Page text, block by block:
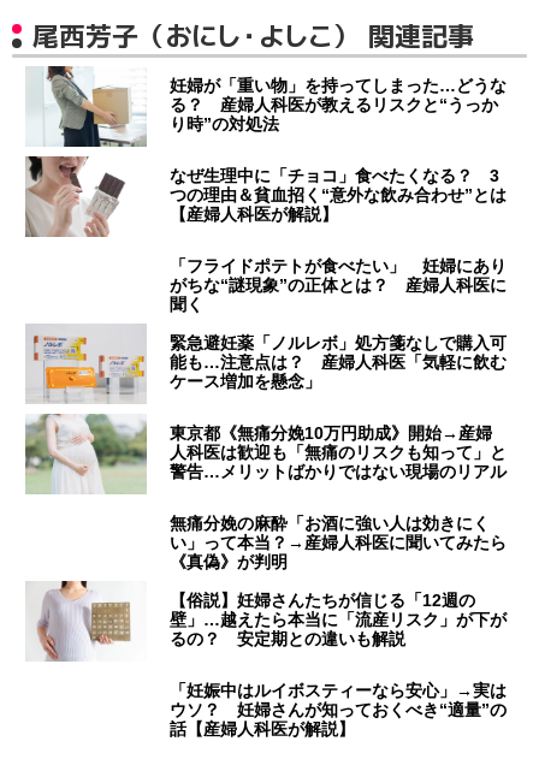
尾西芳子（おにし・よしこ） 関連記事
妊婦が「重い物」を持ってしまった…どうな
る？ 産婦人科医が教えるリスクと“うっか
り時”の対処法
なぜ生理中に「チョコ」食べたくなる？ 3
つの理由＆貧血招く“意外な飲み合わせ”とは
【産婦人科医が解説】
「フライドポテトが食べたい」 妊婦にあり
がちな“謎現象”の正体とは？ 産婦人科医に
聞く
緊急避妊薬「ノルレボ」処方箋なしで購入可
能も…注意点は？ 産婦人科医「気軽に飲む
ケース増加を懸念」
東京都《無痛分娩10万円助成》開始→産婦
人科医は歓迎も「無痛のリスクも知って」と
警告…メリットばかりではない現場のリアル
無痛分娩の麻酔「お酒に強い人は効きにく
い」って本当？→産婦人科医に聞いてみたら
《真偽》が判明
【俗説】妊婦さんたちが信じる「12週の
壁」…越えたら本当に「流産リスク」が下が
るの？ 安定期との違いも解説
「妊娠中はルイボスティーなら安心」→実は
ウソ？ 妊婦さんが知っておくべき“適量”の
話【産婦人科医が解説】